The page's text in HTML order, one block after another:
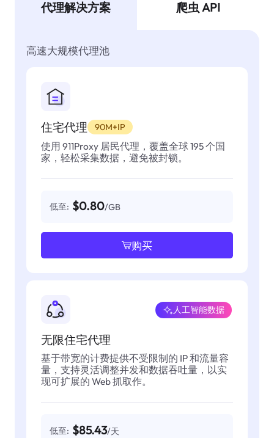
代理解决方案 爬虫 API
高速大规模代理池
住宅代理 90M+IP
使用 911Proxy 居民代理，覆盖全球 195 个国
家，轻松采集数据，避免被封锁。
低至: $0.80/GB
购买
无限住宅代理
人工智能数据
基于带宽的计费提供不受限制的 IP 和流量容
量，支持灵活调整并发和数据吞吐量，以实
现可扩展的 Web 抓取作。
低至: $85.43/天